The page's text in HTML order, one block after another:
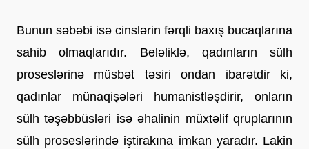
Bunun səbəbi isə cinslərin fərqli baxış bucaqlarına
sahib olmaqlarıdır. Beləliklə, qadınların sülh
proseslərinə müsbət təsiri ondan ibarətdir ki,
qadınlar münaqişələri humanistləşdirir, onların
sülh təşəbbüsləri isə əhalinin müxtəlif qruplarının
sülh proseslərində iştirakına imkan yaradır. Lakin